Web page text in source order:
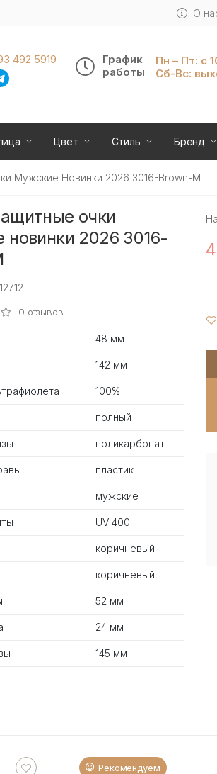
О
492 5919
График
работы
Пн – Пт: с
Сб-Вс:
Цвет Стиль Бренд
Мужские Новинки 2026 3016-Brown-M
очки
новинки 2026 3016-
0 отзывов
48 мм
142 мм
100%
полный
поликарбонат
пластик
мужские
UV 400
коричневый
коричневый
52 мм
24 мм
145 мм
Рекомендуем